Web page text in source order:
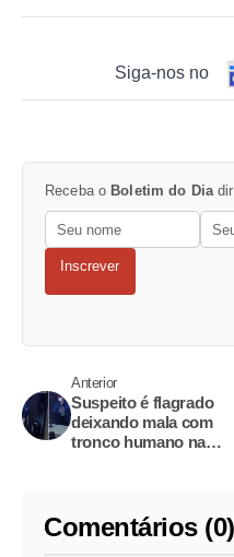
Siga-nos no
Receba o Boletim do Dia
Inscrever
Anterior
Suspeito é flagrado
deixando mala com
tronco humano na
Comentários (0)